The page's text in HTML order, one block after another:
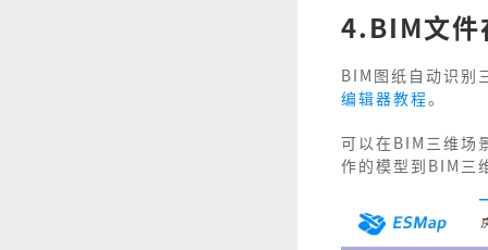
4.BIM文件
BIM图纸自动识别
编辑器教程。
可以在BIM三维场
作的模型到BIM三